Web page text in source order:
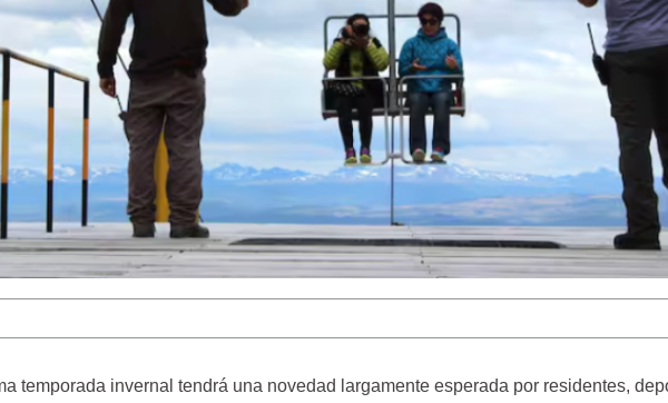
temporada invernal tendrá una novedad largamente esperada por residentes,